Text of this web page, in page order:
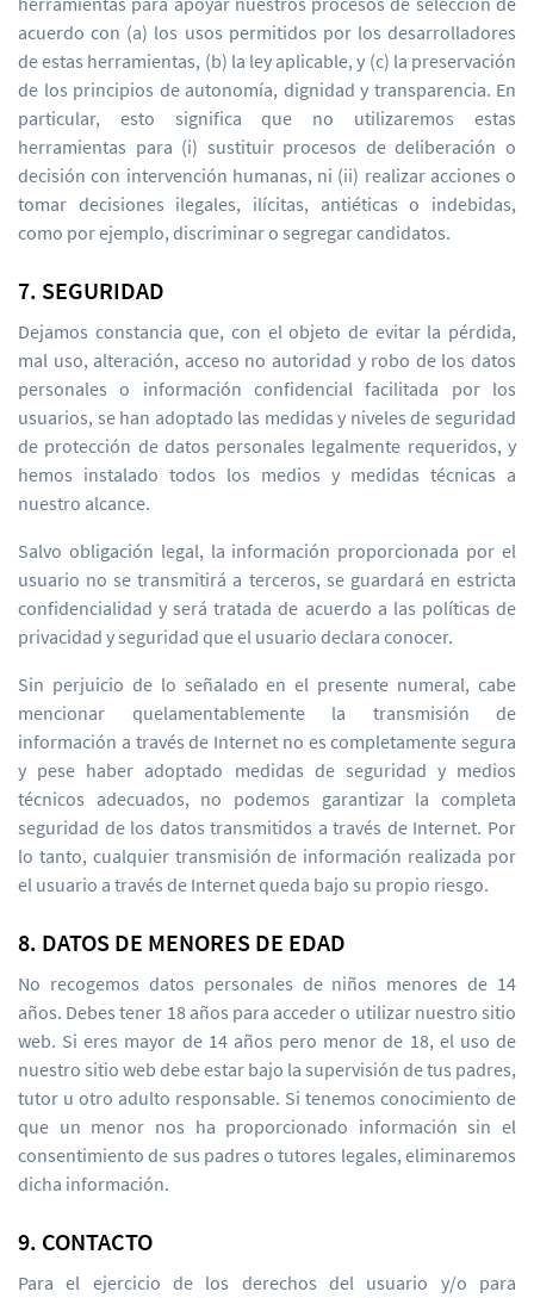
acuerdo con (a) los usos permitidos por los desarrolladores
de estas herramientas, (b) la ley aplicable, y (c) la preservación
de los principios de autonomía, dignidad y transparencia. En
particular, esto significa que no utilizaremos estas
herramientas para (i) sustituir procesos de deliberación o
decisión con intervención humanas, ni (ii) realizar acciones o
tomar decisiones ilegales, ilícitas, antiéticas o indebidas,
como por ejemplo, discriminar o segregar candidatos.
7. SEGURIDAD
Dejamos constancia que, con el objeto de evitar la pérdida,
mal uso, alteración, acceso no autoridad y robo de los datos
personales o información confidencial facilitada por los
usuarios, se han adoptado las medidas y niveles de seguridad
de protección de datos personales legalmente requeridos, y
hemos instalado todos los medios y medidas técnicas a
nuestro alcance.
Salvo obligación legal, la información proporcionada por el
usuario no se transmitirá a terceros, se guardará en estricta
confidencialidad y será tratada de acuerdo a las políticas de
privacidad y seguridad que el usuario declara conocer.
Sin perjuicio de lo señalado en el presente numeral, cabe
mencionar quelamentablemente la transmisión de
información a través de Internet no es completamente segura
y pese haber adoptado medidas de seguridad y medios
técnicos adecuados, no podemos garantizar la completa
seguridad de los datos transmitidos a través de Internet. Por
lo tanto, cualquier transmisión de información realizada por
el usuario a través de Internet queda bajo su propio riesgo.
8. DATOS DE MENORES DE EDAD
No recogemos datos personales de niños menores de 14
años. Debes tener 18 años para acceder o utilizar nuestro sitio
web. Si eres mayor de 14 años pero menor de 18, el uso de
nuestro sitio web debe estar bajo la supervisión de tus padres,
tutor u otro adulto responsable. Si tenemos conocimiento de
que un menor nos ha proporcionado información sin el
consentimiento de sus padres o tutores legales, eliminaremos
dicha información.
9. CONTACTO
Para el ejercicio de los derechos del usuario y/o para